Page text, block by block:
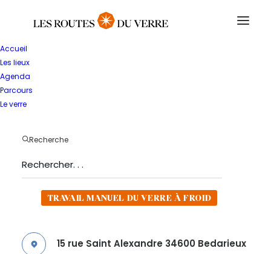
Accueil
Les lieux
Agenda
Parcours
Le verre
Recherche
TRAVAIL MANUEL DU VERRE À FROID
15 rue Saint Alexandre 34600 Bedarieux